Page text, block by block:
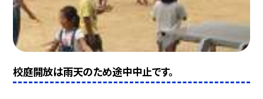
校庭開放は雨天のため途中中止です。